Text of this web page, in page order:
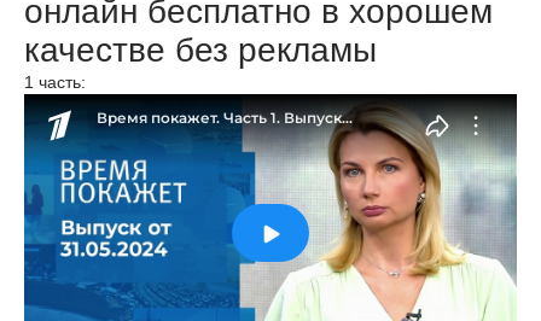
онлайн бесплатно в хорошем
качестве без рекламы
1 часть: